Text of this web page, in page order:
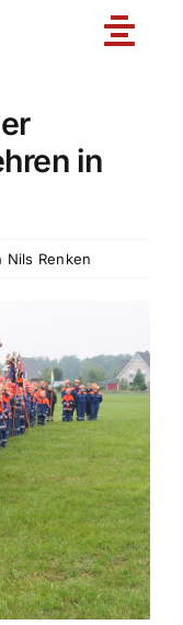
Toggle
in
Nils Renken